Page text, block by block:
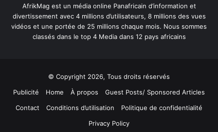
AfrikMag est un média online Panafricain d’information et
divertissement avec 4 millions d’utilisateurs, 8 millions des vues
vidéos et une portée de 25 millions chaque mois. Nous sommes
classés dans le top 4 Media dans 12 pays africains
© Copyright 2026, Tous droits réservés
Publicité
Home À propos
Guest Posts/ Sponsored Articles
Contact
Conditions d’utilisation
Politique de confidentialité
Privacy Policy